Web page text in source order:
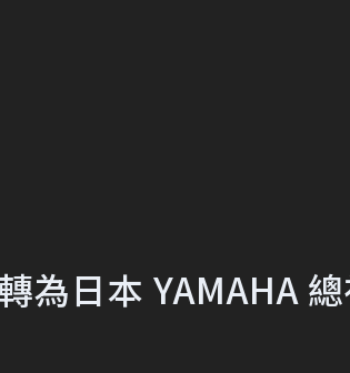
為日本 YAMAHA